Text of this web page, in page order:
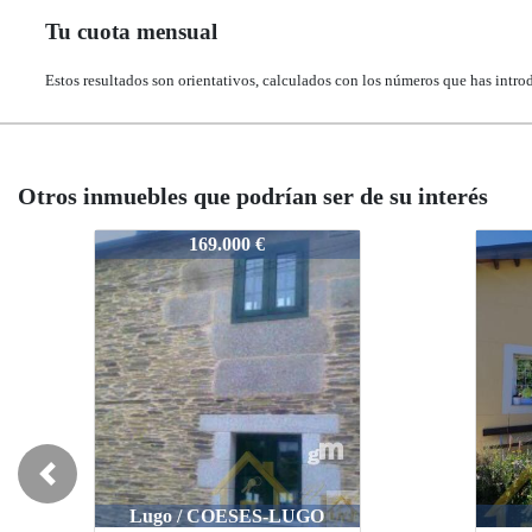
Tu cuota mensual
Estos resultados son orientativos, calculados con los números que has
Otros inmuebles que podrían ser de su interés
1226-K2914210.000 €
Lugo / CORGO
1226-K2914210.000 €
Lugo / CORGO
Previous